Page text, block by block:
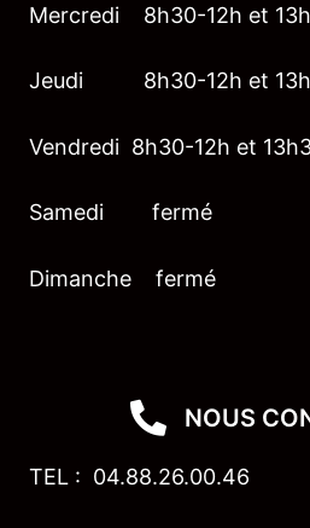
Mercredi 8h30-12h et
Jeudi 8h30-12h et
Vendredi 8h30-12h et
Samedi fermé
Dimanche fermé
NOUS
TEL : 04.88.26.00.46